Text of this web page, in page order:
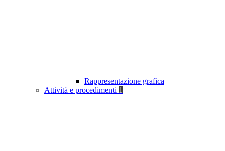
Rappresentazione grafica
Attività e procedimenti 1